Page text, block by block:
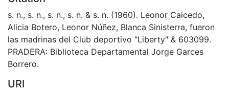
s. n., s. n., s. n., s. n. & s. n. (1960). Leonor Caicedo,
Alicia Botero, Leonor Núñez, Blanca Sinisterra, fueron
las madrinas del Club deportivo "Liberty" & 603099.
PRADERA: Biblioteca Departamental Jorge Garces
Borrero.
URI